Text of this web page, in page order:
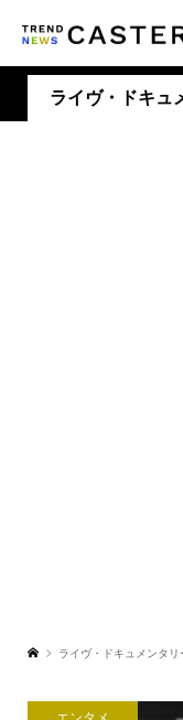
ライヴ・ドキュ
ライヴ・ドキュメンタリ